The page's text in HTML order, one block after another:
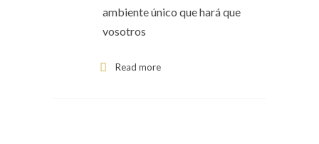
ambiente único que hará que
vosotros
Read more